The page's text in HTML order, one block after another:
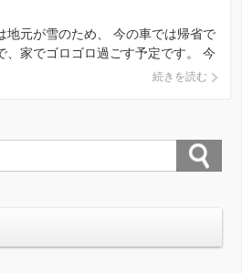
地元が雪のため、 今の車では帰省で
、家でゴロゴロ過ごす予定です。 今
えず、何事もなく終わりそう。 特に
続きを読む